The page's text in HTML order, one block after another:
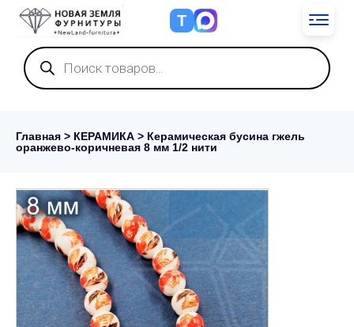
Т
Поиск
товаров
Главная > КЕРАМИКА > Керамическая бусина гжель
оранжево-коричневая 8 мм 1/2 нити